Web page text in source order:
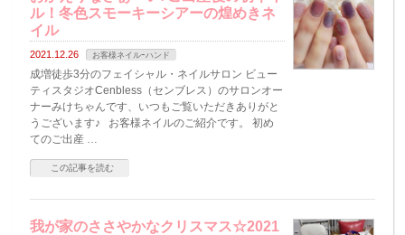
ル！冬色スモーキーシアーの煌めきネ
イル
2021.12.26 お客様ネイルｰハンド
成増徒歩3分のフェイシャル・ネイルサロン ビュー
ティスタジオCenbless（センブレス）のサロンオー
ナーみけちゃんです、いつもご覧いただきありがと
うございます♪ お客様ネイルのご紹介です。 初め
てのご出産 …
この記事を読む
我が家のささやかなクリスマス☆2021